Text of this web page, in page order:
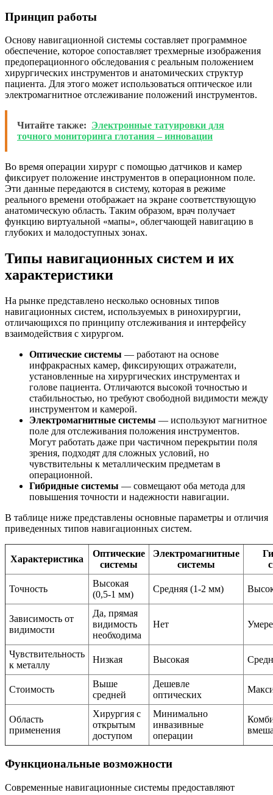
Принцип работы
Основу навигационной системы составляет программное
обеспечение, которое сопоставляет трехмерные изображения
предоперационного обследования с реальным положением
хирургических инструментов и анатомических структур
пациента. Для этого может использоваться оптическое или
электромагнитное отслеживание положений инструментов.
Читайте также: Электронные татуировки для
точного мониторинга глотания – инновации
Во время операции хирург с помощью датчиков и камер
фиксирует положение инструментов в операционном поле.
Эти данные передаются в систему, которая в режиме
реального времени отображает на экране соответствующую
анатомическую область. Таким образом, врач получает
функцию виртуальной «мапы», облегчающей навигацию в
глубоких и малодоступных зонах.
Типы навигационных систем и их
характеристики
На рынке представлено несколько основных типов
навигационных систем, используемых в ринохирургии,
отличающихся по принципу отслеживания и интерфейсу
взаимодействия с хирургом.
Оптические системы — работают на основе
инфракрасных камер, фиксирующих отражатели,
установленные на хирургических инструментах и
голове пациента. Отличаются высокой точностью и
стабильностью, но требуют свободной видимости между
инструментом и камерой.
Электромагнитные системы — используют магнитное
поле для отслеживания положения инструментов.
Могут работать даже при частичном перекрытии поля
зрения, подходят для сложных условий, но
чувствительны к металлическим предметам в
операционной.
Гибридные системы — совмещают оба метода для
повышения точности и надежности навигации.
В таблице ниже представлены основные параметры и отличия
приведенных типов навигационных систем.
Характеристика
Оптические
системы
Электромагнитные
системы
Точность
Высокая
(0,5-1 мм)
Средняя (1-2 мм)
Зависимость от
видимости
Да, прямая
видимость
необходима
Нет
Чувствительность
к металлу
Низкая Высокая
Стоимость
Выше
средней
Дешевле
оптических
Область
применения
Хирургия с
открытым
доступом
Минимально
инвазивные
операции
Функциональные возможности
Современные навигационные системы предоставляют